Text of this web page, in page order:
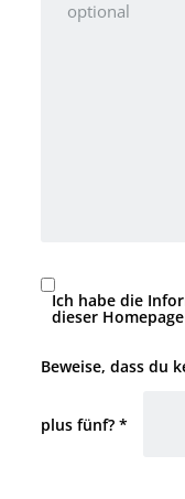
Ich habe die
dieser
Beweise, dass du
plus fünf? *